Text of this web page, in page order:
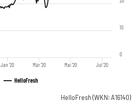
HelloFresh
Jan '20 Mär '20 Mai '20 Jul '20
0
10
HelloFresh (WKN: A16140)